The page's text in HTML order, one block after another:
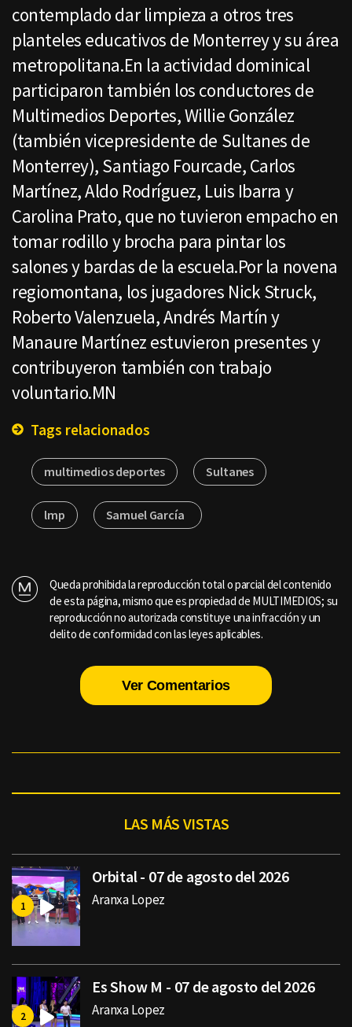
contemplado dar limpieza a otros tres
planteles educativos de Monterrey y su área
metropolitana.En la actividad dominical
participaron también los conductores de
Multimedios Deportes, Willie González
(también vicepresidente de Sultanes de
Monterrey), Santiago Fourcade, Carlos
Martínez, Aldo Rodríguez, Luis Ibarra y
Carolina Prato, que no tuvieron empacho en
tomar rodillo y brocha para pintar los
salones y bardas de la escuela.Por la novena
regiomontana, los jugadores Nick Struck,
Roberto Valenzuela, Andrés Martín y
Manaure Martínez estuvieron presentes y
contribuyeron también con trabajo
voluntario.MN
Tags relacionados
multimedios deportes Sultanes
lmp Samuel García
Queda prohibida la reproducción total o parcial del contenido
de esta página, mismo que es propiedad de MULTIMEDIOS; su
reproducción no autorizada constituye una infracción y un
delito de conformidad con las leyes aplicables.
Ver Comentarios
LAS MÁS VISTAS
Orbital - 07 de agosto del 2026
Aranxa Lopez
Es Show M - 07 de agosto del 2026
Aranxa Lopez